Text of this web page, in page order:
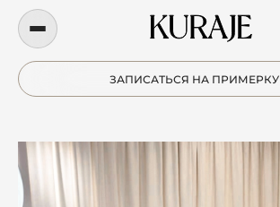
ЗАПИСАТЬСЯ НА ПРИМЕРКУ